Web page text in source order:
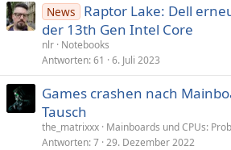
News
Raptor Lake: Dell
der 13th Gen Intel Core
nlr Notebooks
Antworten 61 6. Juli 2023
Games crashen nach
Tausch
the_matrixxx Mainboards und CPUs:
Antworten 7 29. Dezember 2022